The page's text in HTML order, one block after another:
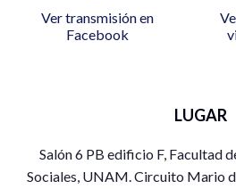
Ver transmisión en
Facebook
LUGAR
Salón 6 PB edificio F, Facultad
Sociales, UNAM. Circuito Mario